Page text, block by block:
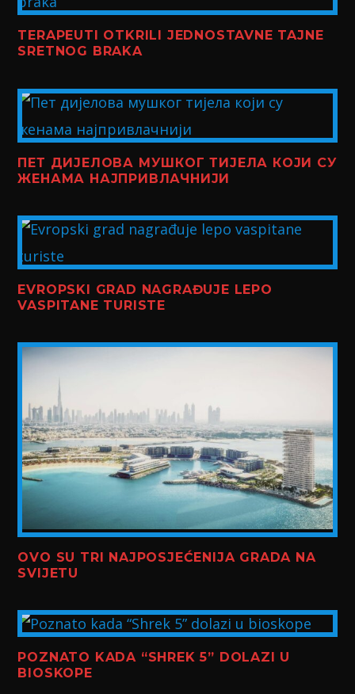
TERAPEUTI OTKRILI JEDNOSTAVNE TAJNE
SRETNOG BRAKA
ПЕТ ДИЈЕЛОВА МУШКОГ ТИЈЕЛА КОЈИ СУ
ЖЕНАМА НАЈПРИВЛАЧНИЈИ
EVROPSKI GRAD NAGRAĐUJE LEPO
VASPITANE TURISTE
OVO SU TRI NAJPOSJEĆENIJA GRADA NA
SVIJETU
POZNATO KADA “SHREK 5” DOLAZI U
BIOSKOPE